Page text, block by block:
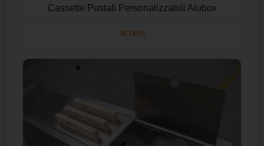
Cassette Postali Personalizzabili Alubox
SCOPRI